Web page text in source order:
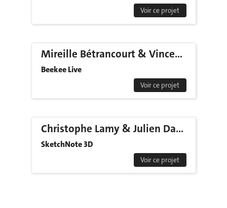
Voir ce projet
Mireille Bétrancourt & Vincent Widmer
Beekee Live
Voir ce projet
Christophe Lamy & Julien DaCosta
SketchNote 3D
Voir ce projet